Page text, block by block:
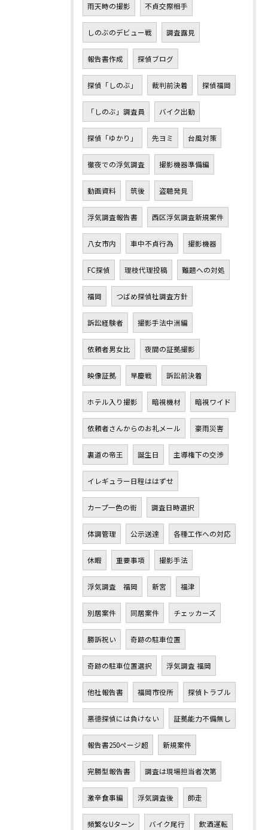
雨天時の撮影 不貞交際相手
しのぶのデビュー戦 調査露見
報告書作成 探偵ブログ
探偵「しのぶ」 裁判前決着 探偵福岡
「しのぶ」調査員 バイク出動
探偵「ゆかり」 先ヨミ 台風対策
徹夜での浮気調査 撮影機器準備編
動画資料 筑後 盗聴発見
浮気調査報告書 西区浮気調査新規案件
八女市内 車中不貞行為 撮影機器
FC探偵 理枝代理投稿 難題への対処
福岡 つばめ探偵社調査方針
訴訟経験者 撮影手法中洲編
依頼者男女比 夜間の証拠撮影
映像証拠 早慶戦 訴訟前決着
ホテル入り撮影 暗視機材 暗視ワイド
依頼者さんからのお礼メール 豪雨災害
裏道の帝王 誕生日 主導権下の交渉
イレギュラー日程ははずせ
カープ一色の街 調査日時選択
体調管理 公示送達 各種工作への対応
休暇 重要事項 撮影手法
浮気調査 福岡 新宮 福津
別居案件 同居案件 チェッカーズ
勝訴祝い 奇跡の駐車位置
奇跡の駐車位置選択 浮気調査 福岡
他社報告書 福岡市役所 探偵トラブル
悪徳探偵には負けない 証拠能力不備無し
報告書250ページ超 新規案件
完勝型報告書 調査は現場担当者次第
激辛食事編 浮気調査後 師走
頻繁なUターン バイク尾行 飲酒運転